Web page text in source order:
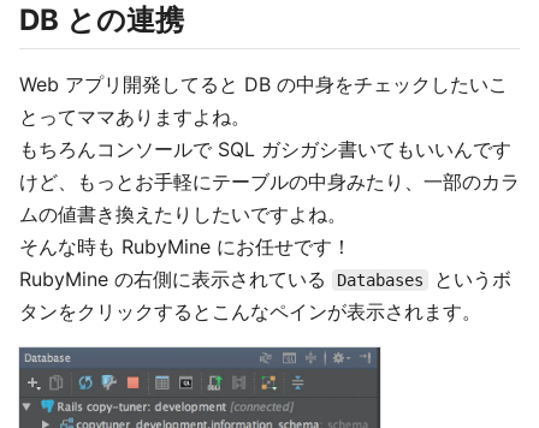
DB との連携
Web アプリ開発してると DB の中身をチェックしたいこ
とってママありますよね。
もちろんコンソールで SQL ガシガシ書いてもいいんです
けど、もっとお手軽にテーブルの中身みたり、一部のカラ
ムの値書き換えたりしたいですよね。
そんな時も RubyMine にお任せです！
RubyMine の右側に表示されている
Databases
というボ
タンをクリックするとこんなペインが表示されます。